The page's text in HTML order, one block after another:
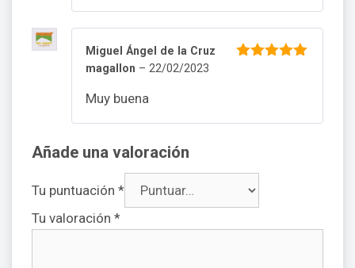
Miguel Ángel de la Cruz
magallon – 22/02/2023
Muy buena
Añade una valoración
Tu puntuación *
Tu valoración *